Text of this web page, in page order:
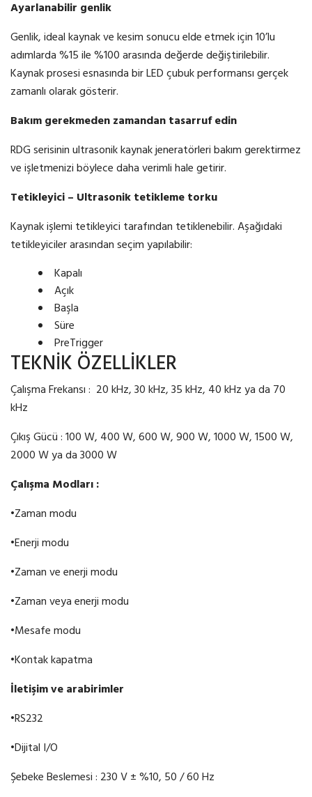
Ayarlanabilir genlik
Genlik, ideal kaynak ve kesim sonucu elde etmek için 10’lu
adımlarda %15 ile %100 arasında değerde değiştirilebilir.
Kaynak prosesi esnasında bir LED çubuk performansı gerçek
zamanlı olarak gösterir.
Bakım gerekmeden zamandan tasarruf edin
RDG serisinin ultrasonik kaynak jeneratörleri bakım gerektirmez
ve işletmenizi böylece daha verimli hale getirir.
Tetikleyici – Ultrasoniktetiklemetorku
Kaynak işlemi tetikleyici tarafından tetiklenebilir. Aşağıdaki
tetikleyiciler arasından seçim yapılabilir:
Kapalı
Açık
Başla
Süre
PreTrigger
TEKNİK ÖZELLİKLER
Çalışma Frekansı : 20 kHz, 30 kHz, 35 kHz, 40 kHz ya da 70
kHz
Çıkış Gücü : 100 W, 400 W, 600 W, 900 W, 1000 W, 1500 W,
2000 W ya da 3000 W
Çalışma Modları :
•Zaman modu
•Enerji modu
•Zaman ve enerji modu
•Zaman veya enerji modu
•Mesafe modu
•Kontak kapatma
İletişimvearabirimler
•RS232
•Dijital I/O
Şebeke Beslemesi: 230 V ± %10, 50 / 60 Hz